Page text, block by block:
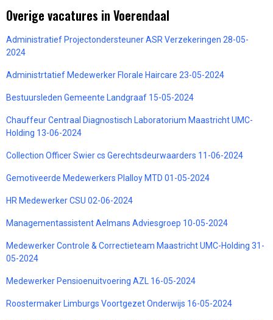
Overige vacatures in Voerendaal
Administratief Projectondersteuner ASR Verzekeringen 28-05-
2024
Administrtatief Medewerker Florale Haircare 23-05-2024
Bestuursleden Gemeente Landgraaf 15-05-2024
Chauffeur Centraal Diagnostisch Laboratorium Maastricht UMC-
Holding 13-06-2024
Collection Officer Swier cs Gerechtsdeurwaarders 11-06-2024
Gemotiveerde Medewerkers Plalloy MTD 01-05-2024
HR Medewerker CSU 02-06-2024
Managementassistent Aelmans Adviesgroep 10-05-2024
Medewerker Controle & Correctieteam Maastricht UMC-Holding 31-
05-2024
Medewerker Pensioenuitvoering AZL 16-05-2024
Roostermaker Limburgs Voortgezet Onderwijs 16-05-2024